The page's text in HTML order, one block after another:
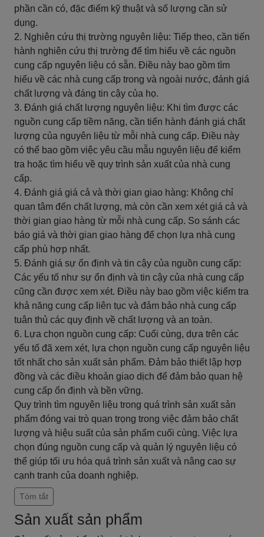
phần cần có, đặc điểm kỹ thuật và số lượng cần sử
dụng.
2. Nghiên cứu thị trường nguyên liệu: Tiếp theo, cần tiến
hành nghiên cứu thị trường để tìm hiểu về các nguồn
cung cấp nguyên liệu có sẵn. Điều này bao gồm tìm
hiểu về các nhà cung cấp trong và ngoài nước, đánh giá
chất lượng và đáng tin cậy của họ.
3. Đánh giá chất lượng nguyên liệu: Khi tìm được các
nguồn cung cấp tiềm năng, cần tiến hành đánh giá chất
lượng của nguyên liệu từ mỗi nhà cung cấp. Điều này
có thể bao gồm việc yêu cầu mẫu nguyên liệu để kiểm
tra hoặc tìm hiểu về quy trình sản xuất của nhà cung
cấp.
4. Đánh giá giá cả và thời gian giao hàng: Không chỉ
quan tâm đến chất lượng, mà còn cần xem xét giá cả và
thời gian giao hàng từ mỗi nhà cung cấp. So sánh các
báo giá và thời gian giao hàng để chọn lựa nhà cung
cấp phù hợp nhất.
5. Đánh giá sự ổn định và tin cậy của nguồn cung cấp:
Các yếu tố như sự ổn định và tin cậy của nhà cung cấp
cũng cần được xem xét. Điều này bao gồm việc kiểm tra
khả năng cung cấp liên tục và đảm bảo nhà cung cấp
tuân thủ các quy định về chất lượng và an toàn.
6. Lựa chọn nguồn cung cấp: Cuối cùng, dựa trên các
yếu tố đã xem xét, lựa chọn nguồn cung cấp nguyên liệu
tốt nhất cho sản xuất sản phẩm. Đảm bảo thiết lập hợp
đồng và các điều khoản giao dịch để đảm bảo quan hệ
cung cấp ổn định và bền vững.
Quy trình tìm nguyên liệu trong quá trình sản xuất sản
phẩm đóng vai trò quan trọng trong việc đảm bảo chất
lượng và hiệu suất của sản phẩm cuối cùng. Việc lựa
chọn đúng nguồn cung cấp và quản lý nguyên liệu có
thể giúp tối ưu hóa quá trình sản xuất và nâng cao sự
cạnh tranh của doanh nghiệp.
Tóm tắt
Sản xuất sản phẩm